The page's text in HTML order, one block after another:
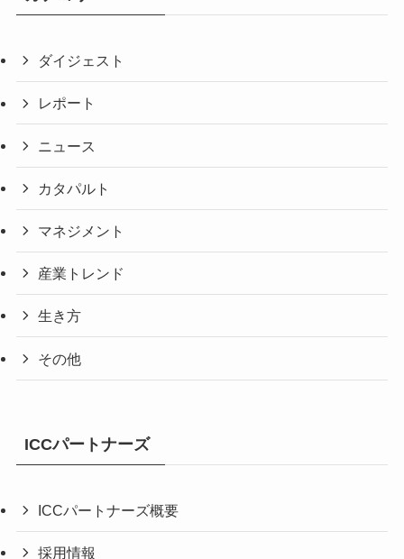
ダイジェスト
レポート
ニュース
カタパルト
マネジメント
産業トレンド
生き方
その他
ICCパートナーズ
ICCパートナーズ概要
採用情報